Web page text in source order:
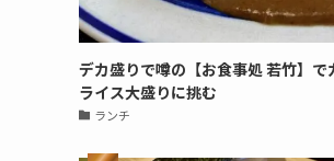
デカ盛りで噂の【お食事処 若竹】で
ライス大盛りに挑む
ランチ